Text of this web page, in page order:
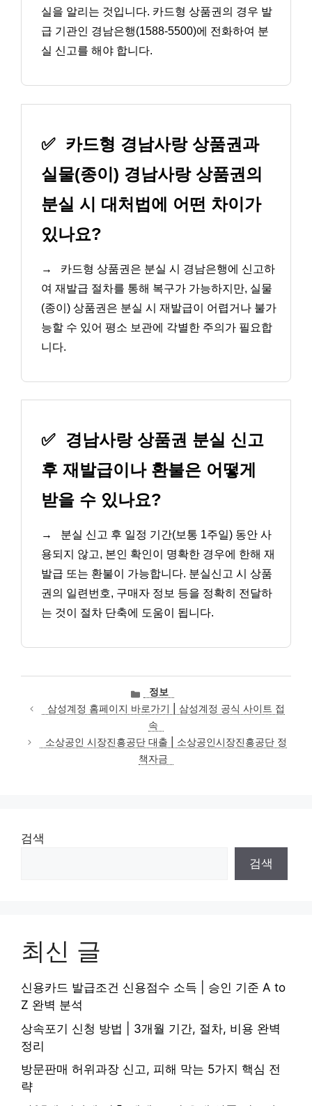
실을 알리는 것입니다. 카드형 상품권의 경우 발
급 기관인 경남은행(1588-5500)에 전화하여 분
실 신고를 해야 합니다.
✅ 카드형 경남사랑 상품권과
실물(종이) 경남사랑 상품권의
분실 시 대처법에 어떤 차이가
있나요?
→
카드형 상품권은 분실 시 경남은행에 신고하
여 재발급 절차를 통해 복구가 가능하지만, 실물
(종이) 상품권은 분실 시 재발급이 어렵거나 불가
능할 수 있어 평소 보관에 각별한 주의가 필요합
니다.
✅ 경남사랑 상품권 분실 신고
후 재발급이나 환불은 어떻게
받을 수 있나요?
→
분실 신고 후 일정 기간(보통 1주일) 동안 사
용되지 않고, 본인 확인이 명확한 경우에 한해 재
발급 또는 환불이 가능합니다. 분실신고 시 상품
권의 일련번호, 구매자 정보 등을 정확히 전달하
는 것이 절차 단축에 도움이 됩니다.
카
테
고
리
정보
삼성계정 홈페이지 바로가기 | 삼성계정 공식 사이트 접
속
소상공인 시장진흥공단 대출 | 소상공인시장진흥공단 정
책자금
검색
검색
최신 글
신용카드 발급조건 신용점수 소득 | 승인 기준 A to
Z 완벽 분석
상속포기 신청 방법 | 3개월 기간, 절차, 비용 완벽
정리
방문판매 허위과장 신고, 피해 막는 5가지 핵심 전
략